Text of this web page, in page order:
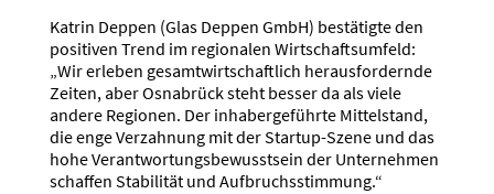
Katrin Deppen (Glas Deppen GmbH) bestätigte den
positiven Trend im regionalen Wirtschaftsumfeld:
„Wir erleben gesamtwirtschaftlich herausfordernde
Zeiten, aber Osnabrück steht besser da als viele
andere Regionen. Der inhabergeführte Mittelstand,
die enge Verzahnung mit der Startup-Szene und das
hohe Verantwortungsbewusstsein der Unternehmen
schaffen Stabilität und Aufbruchsstimmung.“